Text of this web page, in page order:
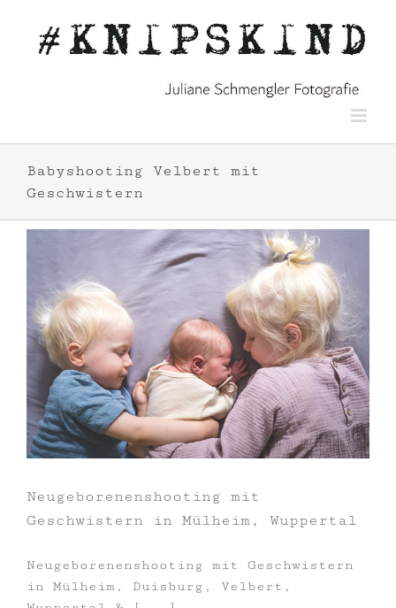
Inhalt
springen
Babyshooting Velbert mit
Geschwistern
Neugeborenenshooting mit
Geschwistern in Mülheim, Wuppertal
Neugeborenenshooting mit Geschwistern
in Mülheim, Duisburg, Velbert,